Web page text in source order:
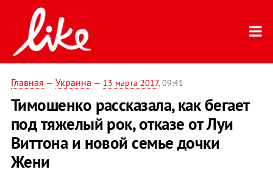
Главная — Украина — 13 марта 2017, 09:41
Тимошенко рассказала, как бегает
под тяжелый рок, отказе от Луи
Виттона и новой семье дочки
Жени